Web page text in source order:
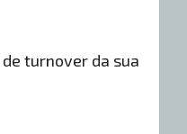
turnover da sua